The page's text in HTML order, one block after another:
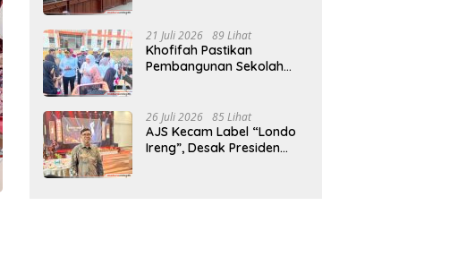
21 Juli 2026 89 Lihat
Khofifah Pastikan
Pembangunan Sekolah
Indonesia Emas
26 Juli 2026 85 Lihat
AJS Kecam Label “Londo
Ireng”, Desak Presiden